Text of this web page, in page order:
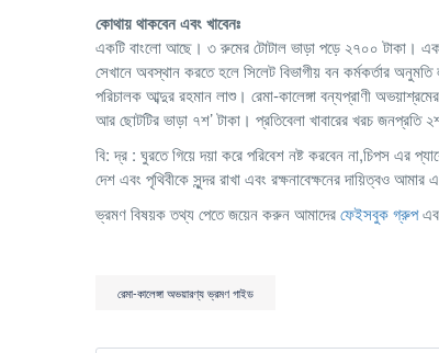
কোথায় থাকবেন এবং খাবেনঃ
একটি বাংলো আছে। ৩ রুমের টোটাল ভাড়া পড়ে ২৭০০ টাকা। এক
সেখানে অবস্থান করতে হলে সিলেট বিভাগীয় বন কর্মকর্তার
পরিচালক আব্দুর রহমান লাশু। রেমা-কালেঙ্গা বন্যপ্রাণী
আর ছোটটির ভাড়া ৭শ’ টাকা। প্রতিবেলা খাবারের খরচ জনপ্রতি
বি: দ্র : ঘুরতে গিয়ে দয়া করে পরিবেশ নষ্ট করবেন না,চিপস এর
দেশ এবং পৃথিবীকে সুন্দর রাখা এবং রক্ষনাবেক্ষনের দায়িত্বও
ভ্রমণ বিষয়ক তথ্য পেতে জয়েন করুন আমাদেরফেইসবুক গ্রুপ
রেমা-কালেঙ্গা অভয়ারণ্য ভ্রমণ গাইড